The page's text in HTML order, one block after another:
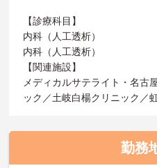
【診療科目】
内科（人工透析）
内科（人工透析）
【関連施設】
メディカルサテライト・名古
ック／土岐白楊クリニック／
勤務